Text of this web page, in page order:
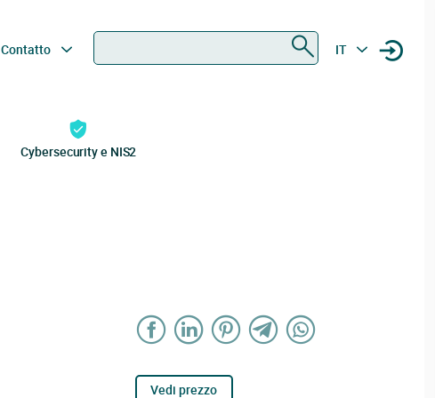
Contatto IT
Cybersecurity e NIS2
Vedi prezzo